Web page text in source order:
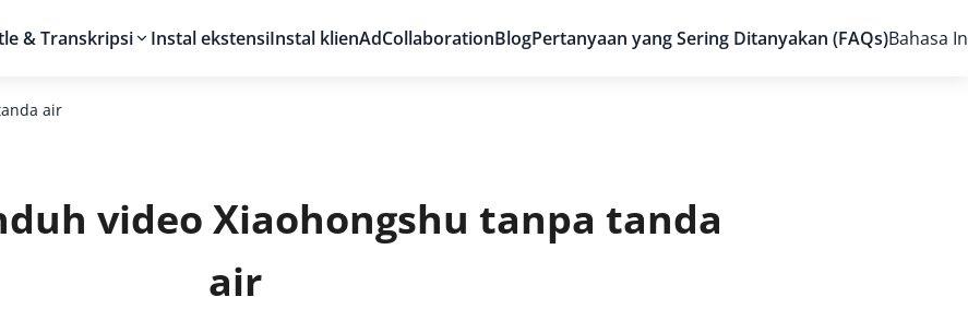
& Transkripsi Instal ekstensiInstal klienAdCollaborationBlogPertanyaan yang Sering Ditanyakan (FAQs)Bahasa
air
video Xiaohongshu tanpa tanda
air